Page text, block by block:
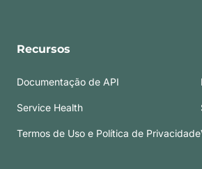
Recursos
Documentação de API
Service Health
Termos de Uso e Política de Privacidade